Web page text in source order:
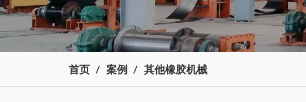
首页 案例 其他橡胶机械